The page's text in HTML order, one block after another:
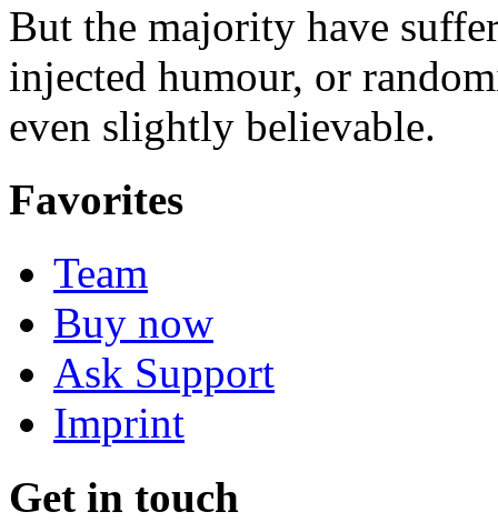
But the majority have
injected humour, or
even slightly believable.
Favorites
Team
Buy now
Ask Support
Imprint
Get in touch